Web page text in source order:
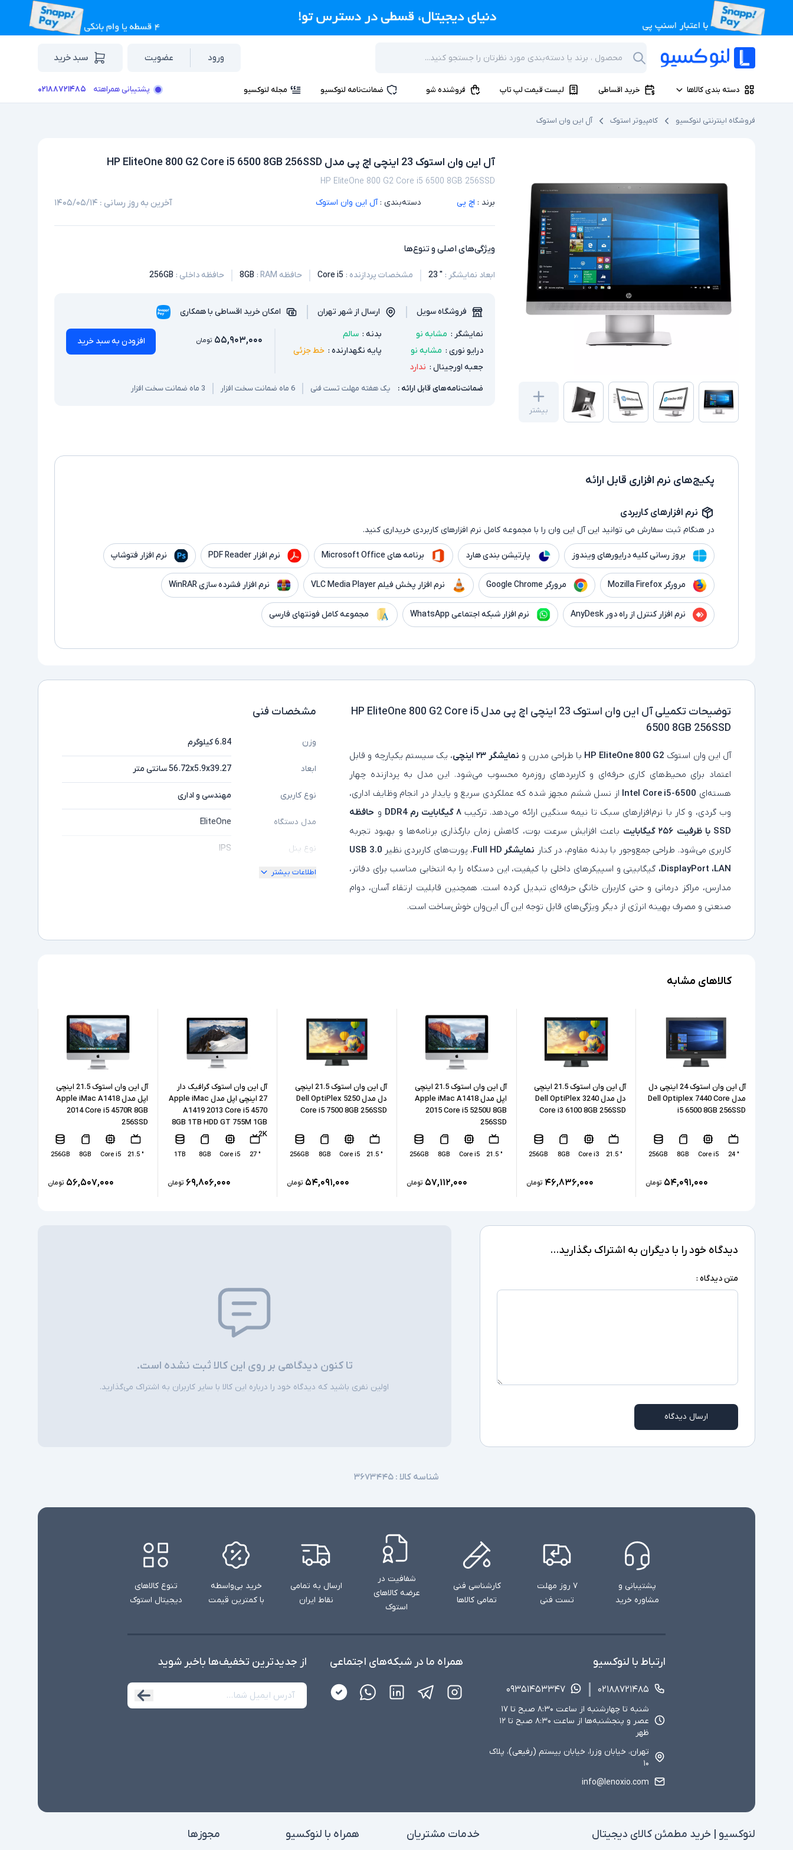
ورود عضویت سبد خرید
دسته بندی کالاها خرید اقساطی لیست قیمت لپ تاپ فروشنده شو ضمانت‌نامه لنوکسیو مجله لنوکسیو پشتیبانی همراهته ۰۲۱۸۸۷۲۱۴۸۵
فروشگاه اینترنتی لنوکسیو کامپیوتر استوک آل این وان استوک
بیشتر
آل این وان استوک 23 اینچی اچ پی مدل HP EliteOne 800 G2 Core i5 6500 8GB 256SSD
HP EliteOne 800 G2 Core i5 6500 8GB 256SSD
برند : اچ پی دسته‌بندی : آل این وان استوک آخرین به روز رسانی : ۱۴۰۵/۰۵/۱۴
ویژگی‌های اصلی و تنوع‌ها
ابعاد نمایشگر :
" 23 مشخصات پردازنده :
Core i5 حافظه RAM :
8GB حافظه داخلی :
256GB
فروشگاه سویل ارسال از شهر تهران
امکان خرید اقساطی با همکاری
نمایشگر : مشابه نو بدنه: سالم
درایو نوری : مشابه نو پایه نگهدارنده: خط جزئی
جعبه اورجینال : ندارد
۵۵,۹۰۳,۰۰۰ تومان افزودن به سبد خرید
ضمانت‌نامه‌های قابل ارائه : یک هفته مهلت تست فنی 6 ماه ضمانت سخت افزار 3 ماه ضمانت سخت افزار
پکیج‌های نرم افزاری قابل ارائه
نرم افزارهای کاربردی
در هنگام ثبت سفارش می توانید این آل این وان را با مجموعه کامل نرم افزارهای کاربردی خریداری کنید.
بروز رسانی کلیه درایورهای ویندوز پارتیشن بندی هارد برنامه های Microsoft Office نرم افزار PDF Reader نرم افزار فتوشاپ
مرورگر Mozilla Firefox مرورگر Google Chrome نرم افزار پخش فیلم VLC Media Player نرم افزار فشرده سازی WinRAR
نرم افزار کنترل از راه دور AnyDesk نرم افزار شبکه اجتماعی WhatsApp مجموعه کامل فونتهای فارسی
توضیحات تکمیلی
آل این وان استوک 23 اینچی اچ پی مدل HP EliteOne 800 G2 Core i5
6500 8GB 256SSD
آل‌ این‌ وان استوک HP EliteOne 800 G2 با طراحی مدرن و نمایشگر ۲۳ اینچی
، یک سیستم یکپارچه و قابل
اعتماد برای محیط‌های کاری حرفه‌ای و کاربردهای روزمره محسوب می‌شود. این مدل به پردازنده چهار
هسته‌ای Intel Core i5-6500 از نسل ششم مجهز شده که عملکردی سریع و پایدار در انجام وظایف اداری،
وب‌ گردی، و کار با نرم‌افزارهای سبک تا نیمه‌ سنگین ارائه می‌دهد. ترکیب۸ گیگابایت رم DDR4 و حافظه
SSD با ظرفیت ۲۵۶ گیگابایت
باعث افزایش سرعت بوت، کاهش زمان بارگذاری برنامه‌ها و بهبود تجربه
کاربری می‌شود. طراحی جمع‌وجور با بدنه مقاوم، در کنار نمایشگر Full HD ، پورت‌های کاربردی نظیر USB 3.0
،DisplayPort ،LAN گیگابیتی و اسپیکرهای داخلی با کیفیت، این دستگاه را به انتخابی مناسب برای دفاتر،
مدارس، مراکز درمانی و حتی کاربران خانگی حرفه‌ای تبدیل کرده است. همچنین قابلیت ارتقاء آسان، دوام
صنعتی و مصرف بهینه انرژی از دیگر ویژگی‌های قابل توجه این آل‌ این‌وان خوش‌ساخت است.
مشخصات فنی
وزن 6.84 کیلوگرم
ابعاد 56.72x5.9x39.27 سانتی متر
نوع کاربری مهندسی و اداری
مدل دستگاه EliteOne
نوع پنل IPS
ابعاد نمایشگر
حافظه داخلی 256GB
نوع حافظه داخلی SSD
پردازنده گرافیکی Intel HD Graphics 530
کارت گرافیک اختصاصی ندارد
درگاه های ارتباطی
1xLAN, 6xUSB 3.0, 1xUSB-Type C, 1xDisplay,
3xheadphone/microphone combo jack
صفحه نمایش لمسی ندارد
باشد
اطلاعات بیشتر
کالاهای مشابه
آل این وان استوک 24 اینچی دل
مدل Dell Optiplex 7440 Core
i5 6500 8GB 256SSD
" 24
Core i5
8GB
256GB
۵۴,۰۹۱,۰۰۰ تومان
آل این وان استوک 21.5 اینچی
دل مدل Dell OptiPlex 3240
Core i3 6100 8GB 256SSD
" 21.5
Core i3
8GB
256GB
۴۶,۸۳۶,۰۰۰ تومان
آل این وان استوک 21.5 اینچی
اپل مدل Apple iMac A1418
2015 Core i5 5250U 8GB
256SSD
" 21.5
Core i5
8GB
256GB
۵۷,۱۱۲,۰۰۰ تومان
آل این وان استوک 21.5 اینچی
دل مدل Dell OptiPlex 5250
Core i5 7500 8GB 256SSD
" 21.5
Core i5
8GB
256GB
۵۴,۰۹۱,۰۰۰ تومان
آل این وان استوک گرافیک دار
27 اینچی اپل مدل Apple iMac
A1419 2013 Core i5 4570
8GB 1TB HDD GT 755M 1GB
2K
" 27
Core i5
8GB
1TB
۶۹,۸۰۶,۰۰۰ تومان
آل این وان استوک 21.5 اینچی
اپل مدل Apple iMac A1418
2014 Core i5 4570R 8GB
256SSD
" 21.5
Core i5
8GB
256GB
۵۶,۵۰۷,۰۰۰ تومان
دیدگاه خود را با دیگران به اشتراک بگذارید...
متن دیدگاه :
ارسال دیدگاه
تا کنون دیدگاهی بر روی این کالا ثبت نشده است.
اولین نفری باشید که دیدگاه خود را درباره این کالا با سایر کاربران به اشتراک می‌گذارید.
شناسه کالا : ۳۶۷۳۴۴۵
پشتیبانی و
مشاوره خرید
۷ روز مهلت
تست فنی
کارشناسی فنی
تمامی کالاها
شفافیت در
عرضه کالاهای
استوک
ارسال به تمامی
نقاط ایران
خرید بی‌واسطه
با کمترین قیمت
تنوع کالاهای
دیجیتال استوک
ارتباط با لنوکسیو
۰۲۱۸۸۷۲۱۴۸۵ ۰۹۳۵۱۴۵۳۳۴۷
شنبه تا چهارشنبه از ساعت ۸:۳۰ صبح تا ۱۷
عصر و پنجشنبه‌ها از ساعت ۸:۳۰ صبح تا ۱۲
ظهر
تهران، خیابان وزرا، خیابان بیستم (رفیعی)، پلاک
۱۰
info@lenoxio.com
همراه ما در شبکه‌های اجتماعی از جدید‌ترین تخفیف‌ها با‌خبر شوید
لنوکسیو | خرید مطمئن کالای دیجیتال خدمات مشتریان همراه با لنوکسیو مجوزها